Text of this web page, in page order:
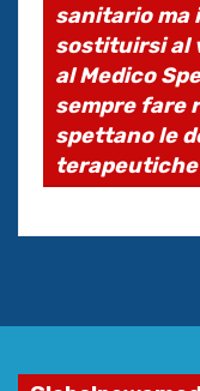
sanitario ma
sostituirsi al
al Medico
sempre fare
spettano le
terapeutiche